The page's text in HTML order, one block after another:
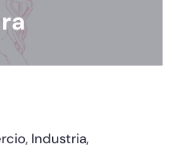
Industria,